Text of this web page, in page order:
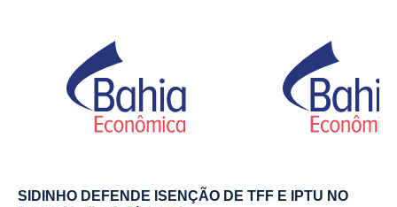
SIDINHO DEFENDE ISENÇÃO DE TFF E IPTU NO